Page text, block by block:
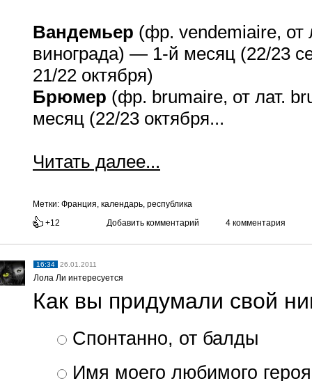
Вандемьер (фр. vendemiaire,
винограда) — 1-й месяц (22/23
21/22 октября)
Брюмер (фр. brumaire, от лат.
месяц (22/23 октября...
Читать далее...
Метки: Франция, календарь, республика
+12
Добавить комментарий 4 комментария
16:34 26.01.2011
Лола Ли интересуется
Как вы придумали свой
Спонтанно, от балды
Имя моего любимого